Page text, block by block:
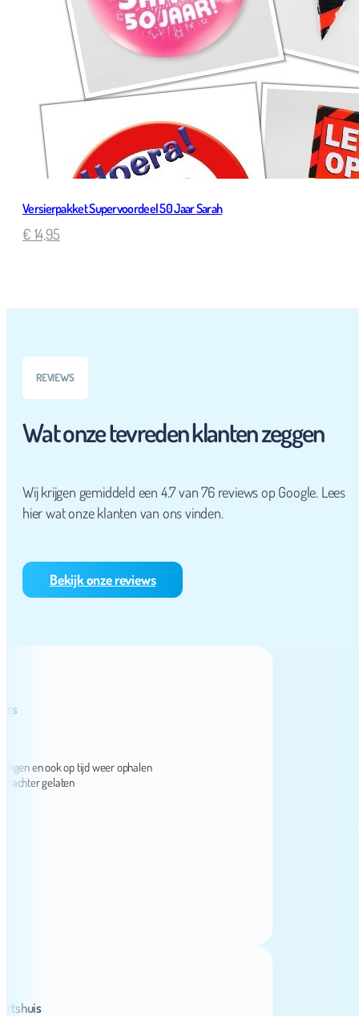
Versierpakket Supervoordeel 50 Jaar Sarah
€ 14,95
REVIEWS
Wat onze tevreden klanten zeggen
Wij krijgen gemiddeld een 4.7 van 76 reviews op Google. Lees
hier wat onze klanten van ons vinden.
Bekijk onze reviews
en ook op tijd weer ophalen
gelaten